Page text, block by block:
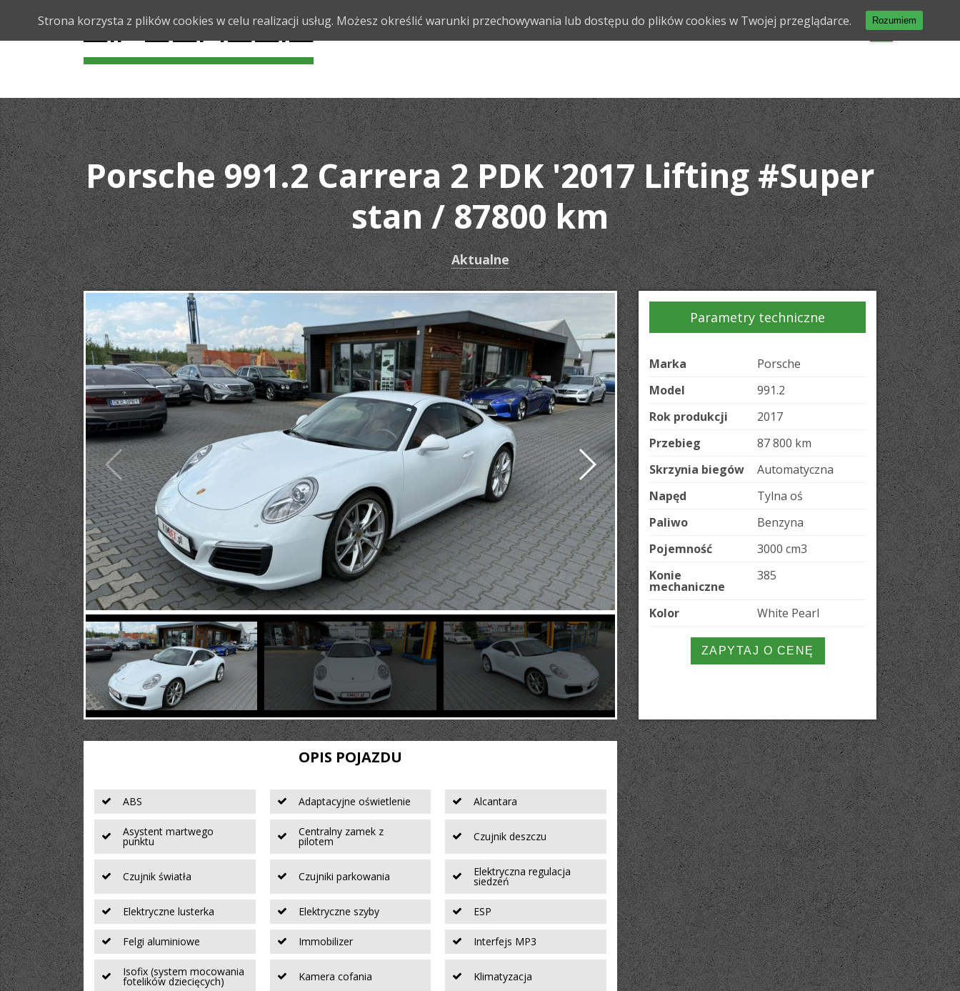
SAMOCHODY HISTORIA MODELU KONTAKT
Porsche 991.2 Carrera 2 PDK '2017 Lifting #Super
stan / 87800 km
Aktualne
Parametry techniczne
Marka
Porsche
Model
991.2
Rok produkcji
2017
Przebieg
87 800 km
Skrzynia biegów
Automatyczna
Napęd
Tylna oś
Paliwo
Benzyna
Pojemność
3000 cm3
Konie
mechaniczne
385
Kolor White Pearl
ZAPYTAJ O CENĘ
OPIS POJAZDU
ABS Adaptacyjne oświetlenie Alcantara
Asystent martwego
punktu
Centralny zamek z
pilotem Czujnik deszczu
Czujnik światła Czujniki parkowania Elektryczna regulacja
siedzeń
Elektryczne lusterka Elektryczne szyby ESP
Felgi aluminiowe Immobilizer Interfejs MP3
Isofix (system mocowania
fotelików dziecięcych) Kamera cofania Klimatyzacja
Strona korzysta z plików cookies w celu realizacji usług. Możesz określić warunki przechowywania lub dostępu do plików cookies w Twojej przeglądarce. Rozumiem